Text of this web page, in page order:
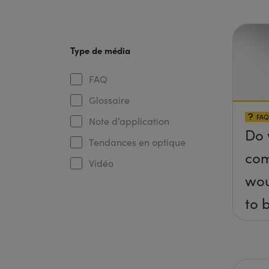
Type de média
FAQ
Glossaire
Note d’application
Tendances en optique
Vidéo
FAQ
Do
to